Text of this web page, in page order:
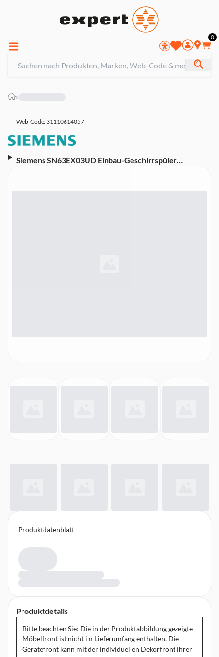
0
»
Web-Code: 31110614057
Siemens SN63EX03UD Einbau-Geschirrspüler
Connect, WLAN)
Produktdetails
Bitte beachten Sie: Die in der Produktabbildung gezeigte
Möbelfront ist nicht im Lieferumfang enthalten. Die
Gerätefront kann mit der individuellen Dekorfront ihrer
Produktdatenblatt